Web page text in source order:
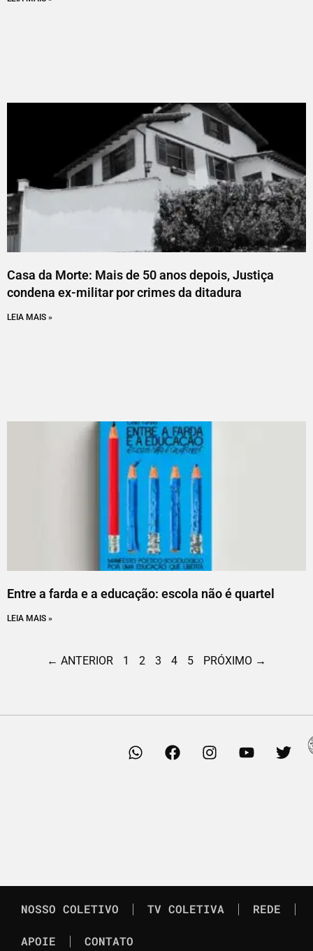
Casa da Morte: Mais de 50 anos depois, Justiça
condena ex-militar por crimes da ditadura
LEIA MAIS »
Entre a farda e a educação: escola não é quartel
LEIA MAIS »
← ANTERIOR 1 2 3 4 5 PRÓXIMO →
NOSSO COLETIVO TV COLETIVA REDE
APOIE CONTATO